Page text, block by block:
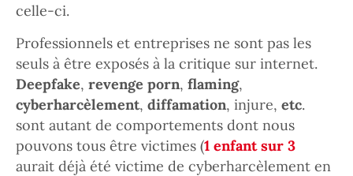
celle-ci.
Professionnels et entreprises ne sont pas les
seuls à être exposés à la critique sur internet.
Deepfake, revenge porn, flaming,
cyberharcèlement, diffamation, injure, etc.
sont autant de comportements dont nous
pouvons tous être victimes (1 enfant sur 3
aurait déjà été victime de cyberharcèlement en